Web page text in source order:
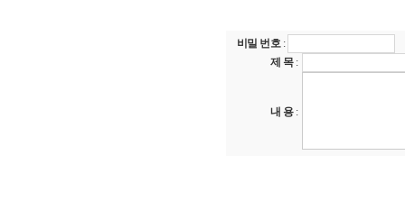
비밀 번호:
제 목:
내 용: